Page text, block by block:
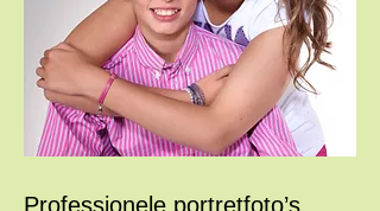
Professionele portretfoto’s